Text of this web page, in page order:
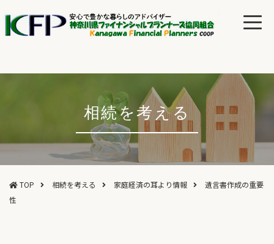
相続を考える
TOP 相続を考える 家庭経済の耳より情報
遺言書作成の重要
性